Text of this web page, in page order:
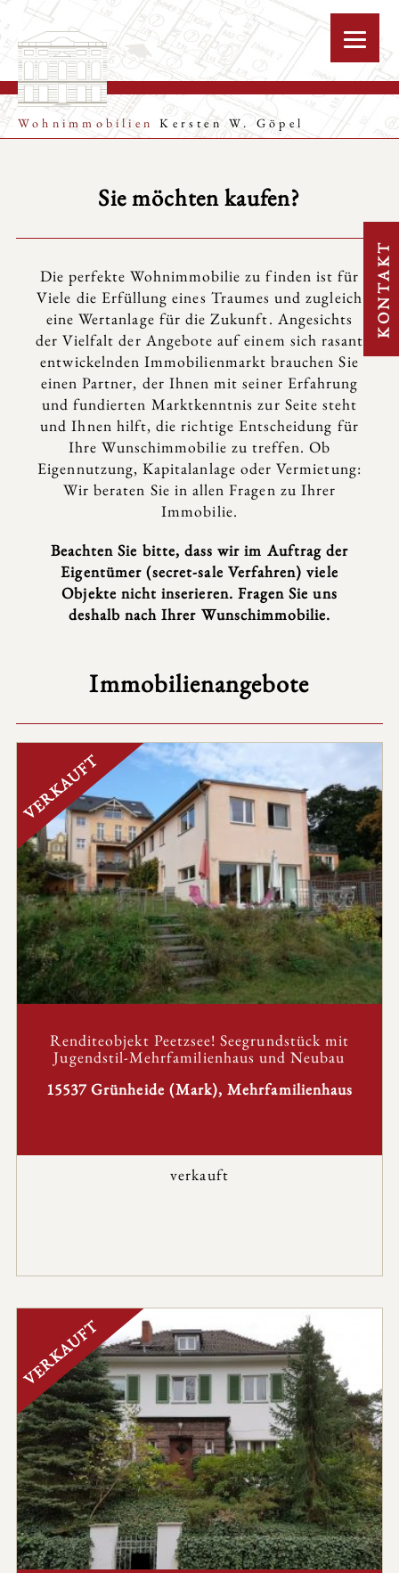
WohnimmobilienKersten W. Göpel
KONTAKT
Sie möchten kaufen?
Die perfekte Wohnimmobilie zu finden ist für
Viele die Erfüllung eines Traumes und zugleich
eine Wertanlage für die Zukunft. Angesichts
der Vielfalt der Angebote auf einem sich rasant
entwickelnden Immobilienmarkt brauchen Sie
einen Partner, der Ihnen mit seiner Erfahrung
und fundierten Marktkenntnis zur Seite steht
und Ihnen hilft, die richtige Entscheidung für
Ihre Wunschimmobilie zu treffen. Ob
Eigennutzung, Kapitalanlage oder Vermietung:
Wir beraten Sie in allen Fragen zu Ihrer
Immobilie.
Beachten Sie bitte, dass wir im Auftrag der
Eigentümer (secret-sale Verfahren) viele
Objekte nicht inserieren. Fragen Sie uns
deshalb nach Ihrer Wunschimmobilie.
Immobilienangebote
VERKAUFT
Renditeobjekt Peetzsee! Seegrundstück mit
Jugendstil-Mehrfamilienhaus und Neubau
15537 Grünheide (Mark), Mehrfamilienhaus
verkauft
VERKAUFT